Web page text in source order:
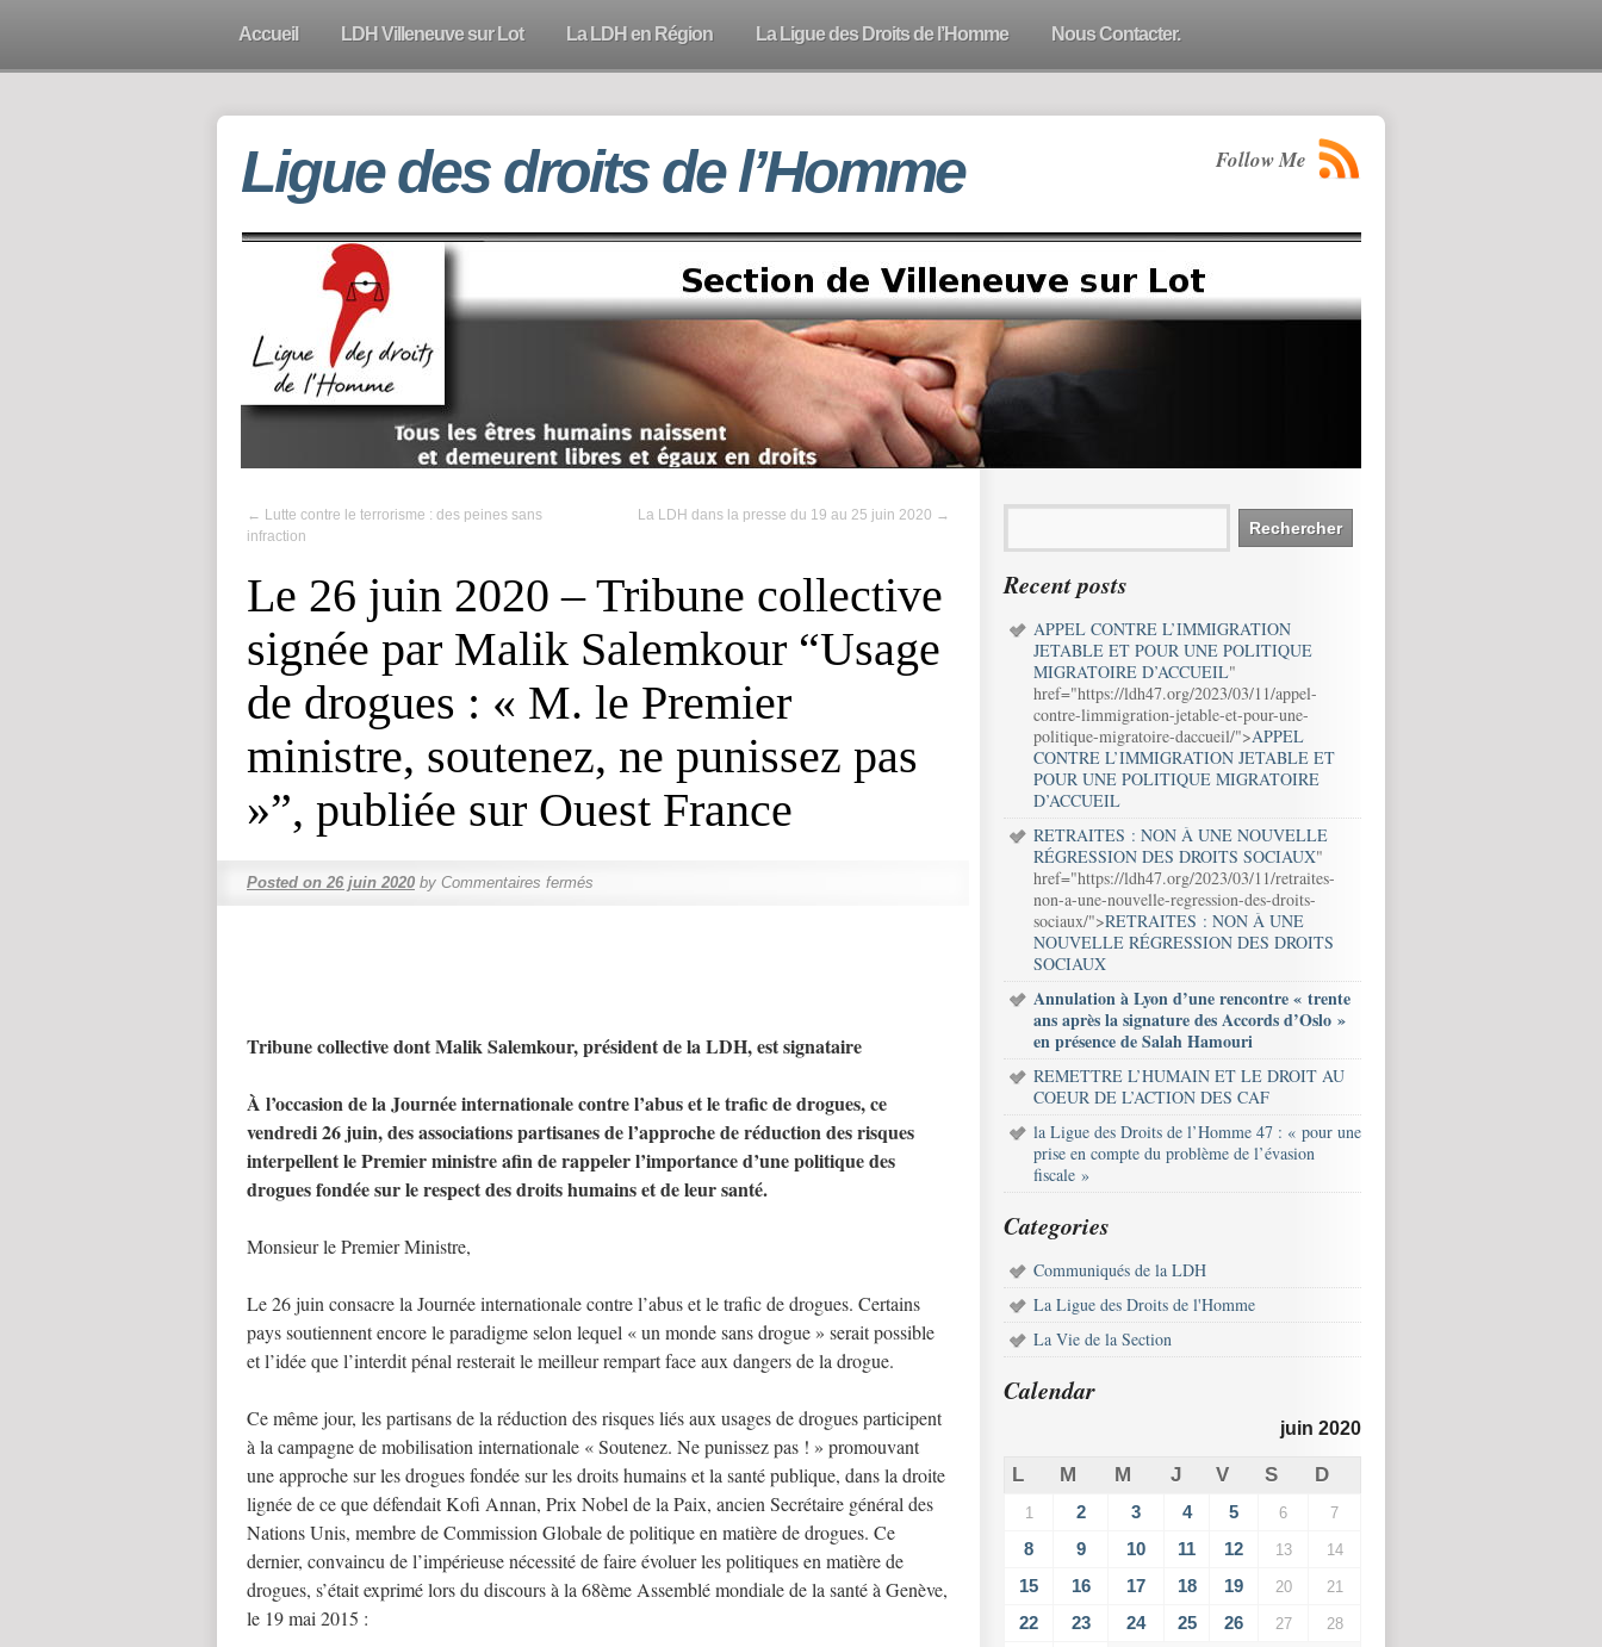
Accueil LDH Villeneuve sur Lot La LDH en Région La Ligue des Droits de l’Homme Nous Contacter.
Ligue des droits de l’Homme Follow Me
← Lutte contre le terrorisme : des peines sans
infraction
La LDH dans la presse du 19 au 25 juin 2020 →
Le 26 juin 2020 – Tribune collective
signée par Malik Salemkour “Usage
de drogues : « M. le Premier
ministre, soutenez, ne punissez pas
»”, publiée sur Ouest France
Posted on 26 juin 2020 by Commentaires fermés
Tribune collective dont Malik Salemkour, président de la LDH, est signataire
À l’occasion de la Journée internationale contre l’abus et le trafic de drogues, ce
vendredi 26 juin, des associations partisanes de l’approche de réduction des risques
interpellent le Premier ministre afin de rappeler l’importance d’une politique des
drogues fondée sur le respect des droits humains et de leur santé.
Monsieur le Premier Ministre,
Le 26 juin consacre la Journée internationale contre l’abus et le trafic de drogues. Certains
pays soutiennent encore le paradigme selon lequel « un monde sans drogue » serait possible
et l’idée que l’interdit pénal resterait le meilleur rempart face aux dangers de la drogue.
Ce même jour, les partisans de la réduction des risques liés aux usages de drogues participent
à la campagne de mobilisation internationale « Soutenez. Ne punissez pas ! » promouvant
une approche sur les drogues fondée sur les droits humains et la santé publique, dans la droite
lignée de ce que défendait Kofi Annan, Prix Nobel de la Paix, ancien Secrétaire général des
Nations Unis, membre de Commission Globale de politique en matière de drogues. Ce
dernier, convaincu de l’impérieuse nécessité de faire évoluer les politiques en matière de
drogues, s’était exprimé lors du discours à la 68ème Assemblé mondiale de la santé à Genève,
le 19 mai 2015 :
Recent posts
APPEL CONTRE L’IMMIGRATION
JETABLE ET POUR UNE POLITIQUE
MIGRATOIRE D’ACCUEIL"
href="https://ldh47.org/2023/03/11/appel-
contre-limmigration-jetable-et-pour-une-
politique-migratoire-daccueil/">APPEL
CONTRE L’IMMIGRATION JETABLE ET
POUR UNE POLITIQUE MIGRATOIRE
D’ACCUEIL
RETRAITES : NON À UNE NOUVELLE
RÉGRESSION DES DROITS SOCIAUX"
href="https://ldh47.org/2023/03/11/retraites-
non-a-une-nouvelle-regression-des-droits-
sociaux/">RETRAITES : NON À UNE
NOUVELLE RÉGRESSION DES DROITS
SOCIAUX
Annulation à Lyon d’une rencontre « trente
ans après la signature des Accords d’Oslo »
en présence de Salah Hamouri
REMETTRE L’HUMAIN ET LE DROIT AU
COEUR DE L’ACTION DES CAF
la Ligue des Droits de l’Homme 47 : « pour une
prise en compte du problème de l’évasion
fiscale »
Categories
Communiqués de la LDH
La Ligue des Droits de l'Homme
La Vie de la Section
Calendar
juin 2020
L M M J V S D
1 2 3 4 5 6 7
8 9 10 11 12 13 14
15 16 17 18 19 20 21
22 23 24 25 26 27 28